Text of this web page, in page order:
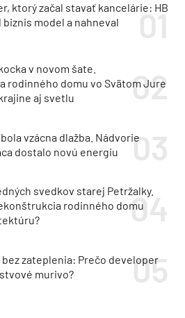
ktorý začal stavať kancelárie: HB
biznis model a nahneval
v novom šate.
rodinného domu vo Svätom Jure
aj svetlu
vzácna dlažba. Nádvorie
dostalo novú energiu
svedkov starej Petržalky.
rodinného domu
bez zateplenia: Prečo developer
murivo?